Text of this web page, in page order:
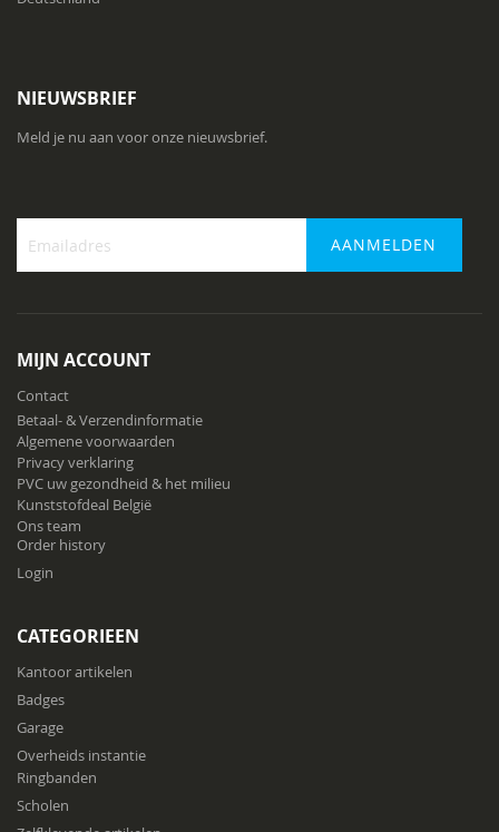
NIEUWSBRIEF
Meld je nu aan voor onze nieuwsbrief.
nieuwsbrief
AANMELDEN
MIJN ACCOUNT
Contact
Betaal- & Verzendinformatie
Algemene voorwaarden
Privacy verklaring
PVC uw gezondheid & het milieu
Kunststofdeal België
Ons team
Order history
Login
CATEGORIEEN
Kantoor artikelen
Badges
Garage
Overheids instantie
Ringbanden
Scholen